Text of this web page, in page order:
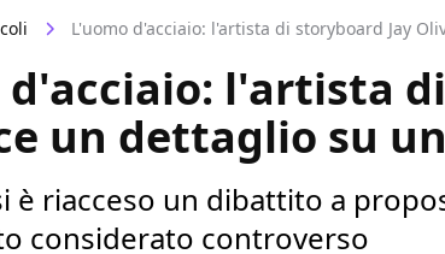
L'uomo d'acciaio: l'artista di storyboard Jay
d'acciaio: l'artista
un dettaglio su
è riacceso un dibattito a
considerato controverso